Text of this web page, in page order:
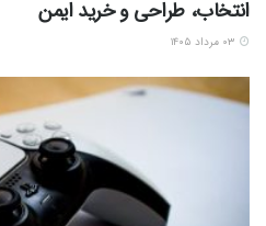
انتخاب، طراحی و خرید ایمن